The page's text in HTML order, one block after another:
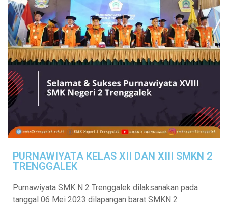
PURNAWIYATA KELAS XII DAN XIII SMKN 2
TRENGGALEK
Purnawiyata SMK N 2 Trenggalek dilaksanakan pada
tanggal 06 Mei 2023 dilapangan barat SMKN 2